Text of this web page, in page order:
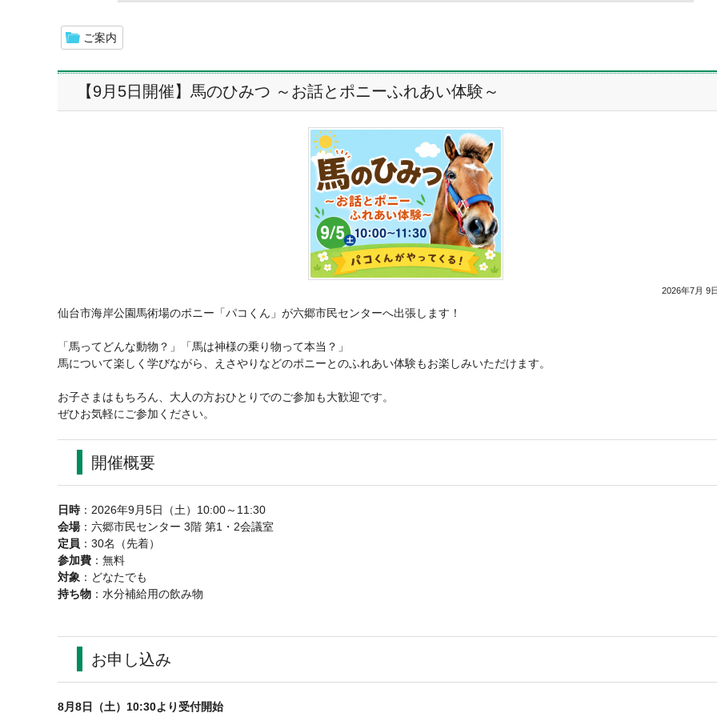
ご案内
【9月5日開催】馬のひみつ ～お話とポニーふれあい体験～
2026年7月 9
仙台市海岸公園馬術場のポニー「パコくん」が六郷市民センターへ出張します！
「馬ってどんな動物？」「馬は神様の乗り物って本当？」
馬について楽しく学びながら、えさやりなどのポニーとのふれあい体験もお楽しみいただけます。
お子さまはもちろん、大人の方おひとりでのご参加も大歓迎です。
ぜひお気軽にご参加ください。
開催概要
日時：2026年9月5日（土）10:00～11:30
会場：六郷市民センター 3階 第1・2会議室
定員 ：30名（先着）
参加費 ：無料
対象 ：どなたでも
持ち物 ：水分補給用の飲み物
お申し込み
8月8日（土）10:30より受付開始